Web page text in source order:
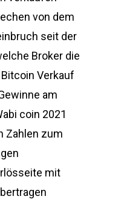
von dem
seit der
Broker die
Verkauf
am
coin 2021
Zahlen zum
mit